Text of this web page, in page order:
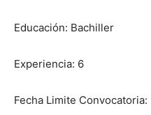
Educación: Bachiller
Experiencia: 6
Fecha Limite